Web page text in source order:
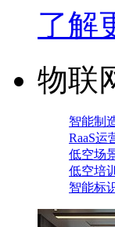
了解
物联
智能制
RaaS运
低空场
低空培
智能标